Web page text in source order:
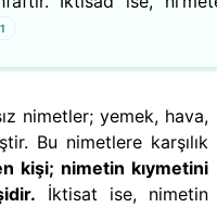
1
nimetler; yemek, hava,
Bu nimetlere karşılık
kişi; nimetin kıymetini
İktisat ise, nimetin